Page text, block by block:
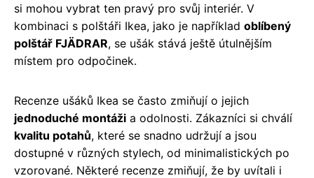
si mohou vybrat ten pravý pro svůj interiér. V
kombinaci s polštáři Ikea, jako je například oblíbený
polštář FJÄDRAR, se ušák stává ještě útulnějším
místem pro odpočinek.
Recenze ušáků Ikea se často zmiňují o jejich
jednoduché montáži a odolnosti. Zákazníci si chválí
kvalitu potahů, které se snadno udržují a jsou
dostupné v různých stylech, od minimalistických po
vzorované. Některé recenze zmiňují, že by uvítali i